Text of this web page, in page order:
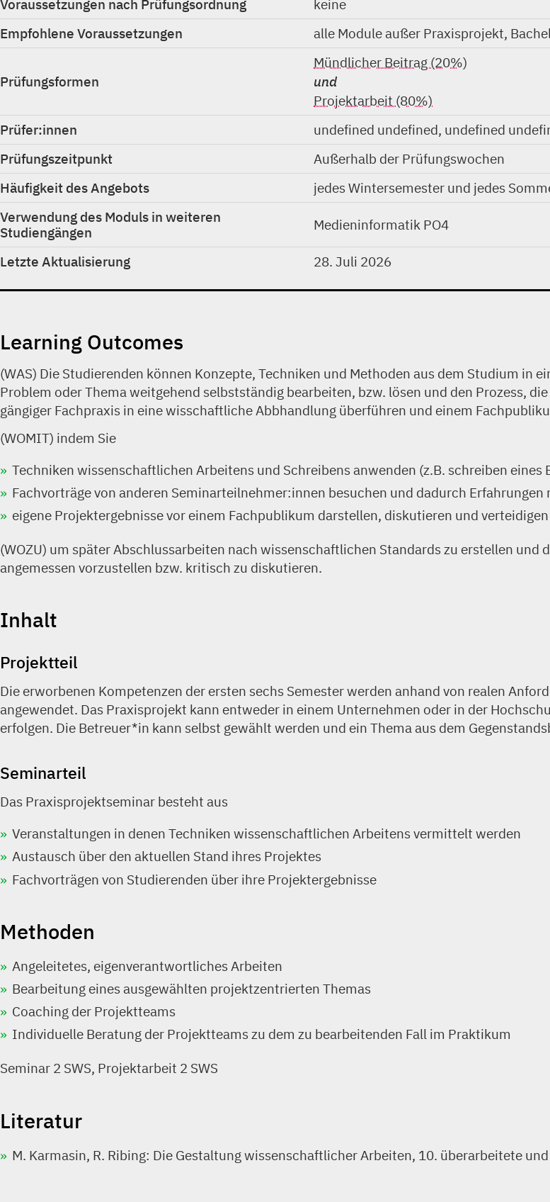
Voraussetzungen nach Prüfungsordnung
keine
Empfohlene Voraussetzungen
alle Module außer Praxisprojekt,
Prüfungsformen
Mündlicher Beitrag (20%)
und
Projektarbeit (80%)
Prüfer:innen
undefined undefined, undefined
Prüfungszeitpunkt
Außerhalb der Prüfungswochen
Häufigkeit des Angebots
jedes Wintersemester und jedes
Verwendung des Moduls in weiteren
Studiengängen
Medieninformatik PO4
Letzte Aktualisierung 28. Juli 2026
Learning Outcomes
(WAS) Die Studierenden können Konzepte, Techniken und Methoden aus dem Studium in
Problem oder Thema weitgehend selbstständig bearbeiten, bzw. lösen und den Prozess,
gängiger Fachpraxis in eine wisschaftliche Abbhandlung überführen und einem
(WOMIT) indem Sie
Techniken wissenschaftlichen Arbeitens und Schreibens anwenden (z.B. schreiben
Fachvorträge von anderen Seminarteilnehmer:innen besuchen und dadurch
eigene Projektergebnisse vor einem Fachpublikum darstellen, diskutieren und verteidigen
(WOZU) um später Abschlussarbeiten nach wissenschaftlichen Standards zu erstellen und
angemessen vorzustellen bzw. kritisch zu diskutieren.
Inhalt
Projektteil
Die erworbenen Kompetenzen der ersten sechs Semester werden anhand von realen
angewendet. Das Praxisprojekt kann entweder in einem Unternehmen oder in der
erfolgen. Die Betreuer*in kann selbst gewählt werden und ein Thema aus dem
Seminarteil
Das Praxisprojektseminar besteht aus
Veranstaltungen in denen Techniken wissenschaftlichen Arbeitens vermittelt werden
Austausch über den aktuellen Stand ihres Projektes
Fachvorträgen von Studierenden über ihre Projektergebnisse
Methoden
Angeleitetes, eigenverantwortliches Arbeiten
Bearbeitung eines ausgewählten projektzentrierten Themas
Coaching der Projektteams
Individuelle Beratung der Projektteams zu dem zu bearbeitenden Fall im Praktikum
Seminar 2 SWS, Projektarbeit 2 SWS
Literatur
M. Karmasin, R. Ribing: Die Gestaltung wissenschaftlicher Arbeiten, 10. überarbeitete